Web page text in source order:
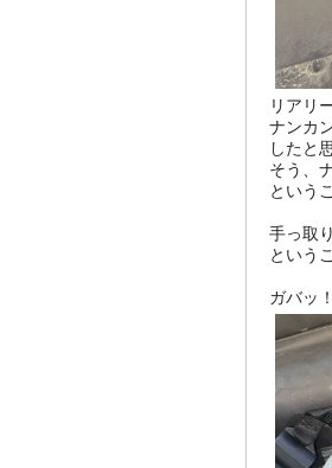
リアリ
ナンカ
したと
そう、
という
手っ取
という
ガバッ！